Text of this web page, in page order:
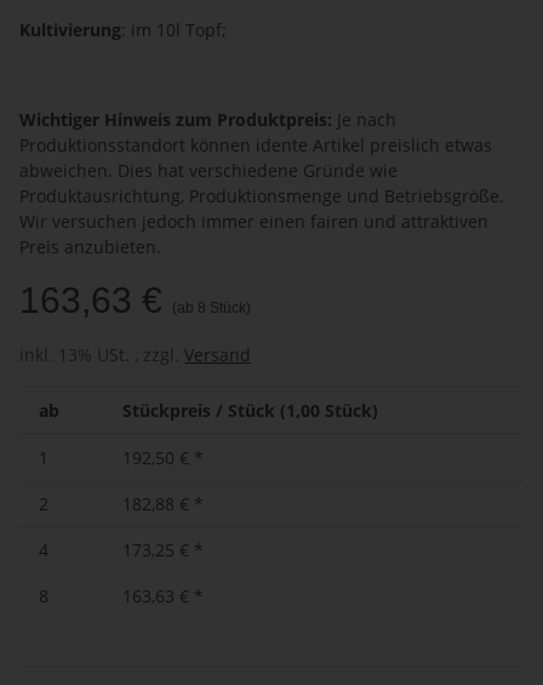
Kultivierung: im 10l Topf;
Wichtiger Hinweis zum Produktpreis: Je nach
Produktionsstandort können idente Artikel preislich etwas
abweichen. Dies hat verschiedene Gründe wie
Produktausrichtung, Produktionsmenge und Betriebsgröße.
Wir versuchen jedoch immer einen fairen und attraktiven
Preis anzubieten.
163,63 € (ab 8 Stück)
inkl. 13% USt. , zzgl. Versand
ab Stückpreis / Stück (1,00 Stück)
1 192,50 € *
2
182,88 € *
4
173,25 € *
8
163,63 € *